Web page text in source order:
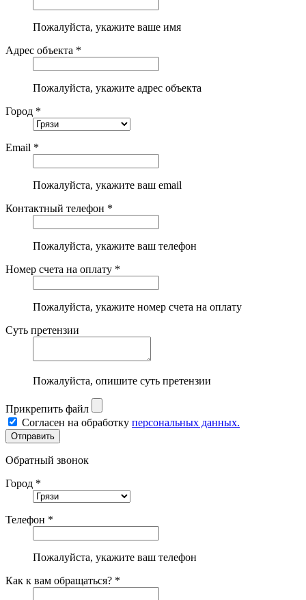
Пожалуйста, укажите ваше имя
Адрес объекта *
Пожалуйста, укажите адрес объекта
Город *
Email *
Пожалуйста, укажите ваш email
Контактный телефон *
Пожалуйста, укажите ваш телефон
Номер счета на оплату *
Пожалуйста, укажите номер счета на оплату
Суть претензии
Пожалуйста, опишите суть претензии
Прикрепить файл
Согласен на обработку персональных данных.
Обратный звонок
Город *
Телефон *
Пожалуйста, укажите ваш телефон
Как к вам обращаться? *